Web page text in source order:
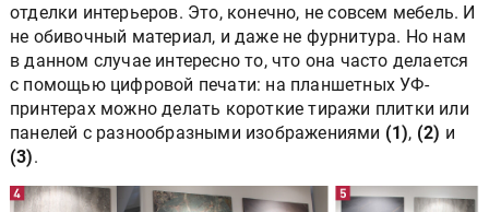
отделки интерьеров. Это, конечно, не совсем мебель. И
не обивочный материал, и даже не фурнитура. Но нам
в данном случае интересно то, что она часто делается
с помощью цифровой печати: на планшетных УФ-
принтерах можно делать короткие тиражи плитки или
панелей с разнообразными изображениями (1), (2) и
(3).